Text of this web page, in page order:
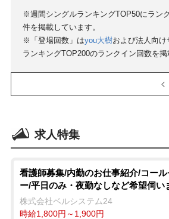
※週間シングルランキングTOP50にラン
件を掲載しています。
※「登場回数」はyou大樹および法人向
ランキングTOP200のランクイン回数を
求人特集
看護師募集/内勤のお仕事紹介/コー
ー/平日のみ・夜勤なしなど希望伺い
株式会社ベルシステム24
時給1,800円～1,900円